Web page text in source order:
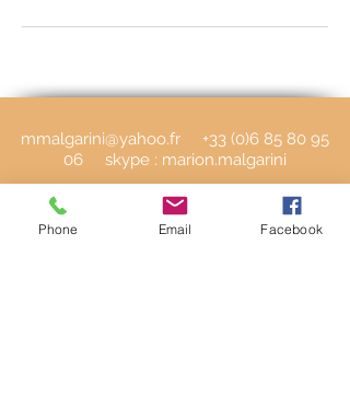
mmalgarini@yahoo.fr
+33 (0)6 85 80 95
06 ​ skype : marion.malgarini
@ 2020 Marion Malgarini pour l'Association Artsana
Membre de Spirale, la santé ensemble
Phone Email Facebook